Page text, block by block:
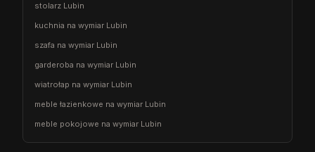
stolarz Lubin
kuchnia na wymiar Lubin
szafa na wymiar Lubin
garderoba na wymiar Lubin
wiatrołap na wymiar Lubin
meble łazienkowe na wymiar Lubin
meble pokojowe na wymiar Lubin